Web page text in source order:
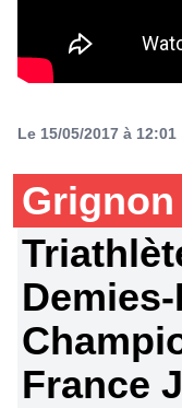
Le 15/05/2017 à 12:01
Grignon
France